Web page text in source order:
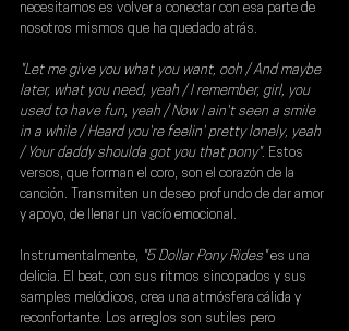
necesitamos es volver a conectar con esa parte de
nosotros mismos que ha quedado atrás.
"Let me give you what you want, ooh / And maybe
later, what you need, yeah / I remember, girl, you
used to have fun, yeah / Now I ain't seen a smile
in a while / Heard you're feelin' pretty lonely, yeah
/ Your daddy shoulda got you that pony". Estos
versos, que forman el coro, son el corazón de la
canción. Transmiten un deseo profundo de dar amor
y apoyo, de llenar un vacío emocional.
Instrumentalmente, "5 Dollar Pony Rides" es una
delicia. El beat, con sus ritmos sincopados y sus
samples melódicos, crea una atmósfera cálida y
reconfortante. Los arreglos son sutiles pero